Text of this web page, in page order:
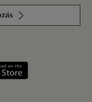
Szerezd meg: Google